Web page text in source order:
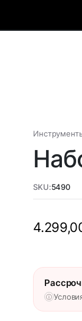
SKU:5490
ⓘ